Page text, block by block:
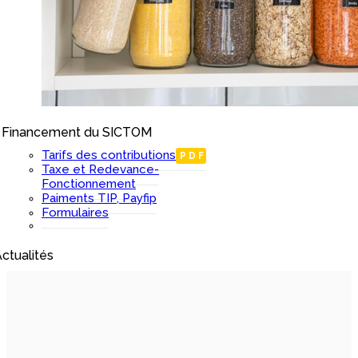
Financement du SICTOM
Tarifs des contributions PDF
Taxe et Redevance-
Fonctionnement
Paiments TIP, Payfip
Formulaires